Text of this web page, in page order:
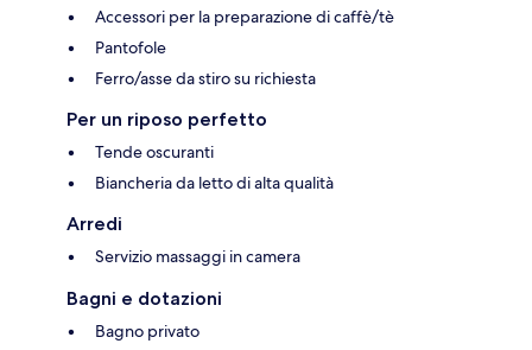
Accessori per la preparazione di caffè/tè
Pantofole
Ferro/asse da stiro su richiesta
Per un riposo perfetto
Tende oscuranti
Biancheria da letto di alta qualità
Arredi
Servizio massaggi in camera
Bagni e dotazioni
Bagno privato